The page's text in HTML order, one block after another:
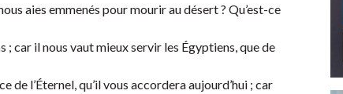
aies emmenés pour mourir au désert ? Qu’est-ce
; car il nous vaut mieux servir les Égyptiens, que de
l’Éternel, qu’il vous accordera aujourd’hui ; car